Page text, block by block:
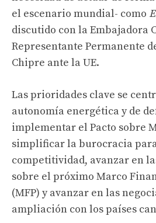
el escenario mundial- como
discutido con la Embajadora
Representante Permanente
Chipre ante la UE.
Las prioridades clave se
autonomía energética y de
implementar el Pacto sobre
simplificar la burocracia
competitividad, avanzar en
sobre el próximo Marco
(MFP) y avanzar en las
ampliación con los países